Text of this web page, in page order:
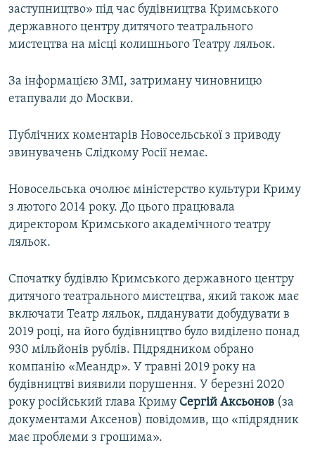
заступництво» під час будівництва Кримського
державного центру дитячого театрального
мистецтва на місці колишнього Театру ляльок.
За інформацією ЗМІ, затриману чиновницю
етапували до Москви.
Публічних коментарів Новосельської з приводу
звинувачень Слідкому Росії немає.
Новосельська очолює міністерство культури Криму
з лютого 2014 року. До цього працювала
директором Кримського академічного театру
ляльок.
Спочатку будівлю Кримського державного центру
дитячого театрального мистецтва, який також має
включати Театр ляльок, плданувати добудувати в
2019 році, на його будівництво було виділено понад
930 мільйонів рублів. Підрядником обрано
компанію «Меандр». У травні 2019 року на
будівництві виявили порушення. У березні 2020
року російський глава Криму Сергій Аксьонов (за
документами Аксенов) повідомив, що «підрядник
має проблеми з грошима».